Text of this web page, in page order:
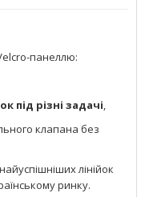
панеллю:
під різні задачі,
клапана без
лінійок
ринку.